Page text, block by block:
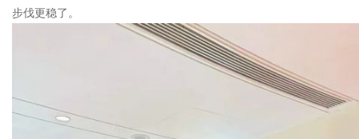
步伐更稳了。